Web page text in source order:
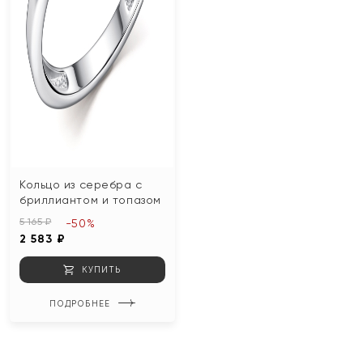
Кольцо из серебра с
бриллиантом и топазом
5 165 ₽
2 583 ₽
-50%
КУПИТЬ
ПОДРОБНЕЕ